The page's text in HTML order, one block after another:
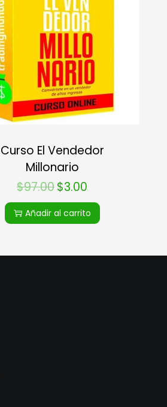
Curso El Vendedor
Millonario
$97.00$3.00
Añadir al carrito